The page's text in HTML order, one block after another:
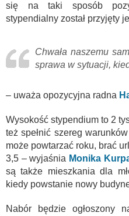
się na taki sposób
stypendialny został przyjęty
Chwała naszemu
sprawa w sytuacji,
– uważa opozycyjna radna
Wysokość stypendium to 2
też spełnić szereg
może powtarzać roku, brać
3,5 – wyjaśnia Monika
są także mieszkania dla
kiedy powstanie nowy
Nabór będzie ogłoszony